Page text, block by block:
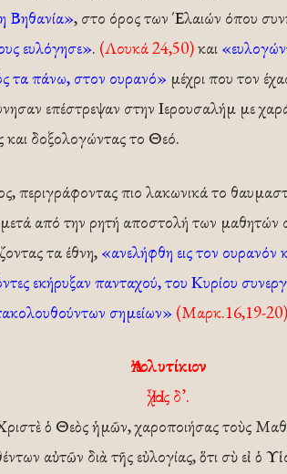
Βηθανία», στο όρος των Έλαιών όπου
ευλόγησε». (Λουκά 24,50)και
τα πάνω, στον ουρανό» μέχρι που τον
επέστρεψαν στην Ιερουσαλήμ με
δοξολογώντας το Θεό.
περιγράφοντας πιο λακωνικά το
μετά από την ρητή αποστολή των
τα έθνη, «ανελήφθη εις τον ουρανόν
εκήρυξαν πανταχού, του Κυρίου
σημείων» (Μαρκ.16,19-20)
Ἀπολυτίκιον
Ἦχος δ’.
ὁ Θεὸς ἡμῶν, χαροποιήσας τοὺς
αὐτῶν διὰ τῆς εὐλογίας, ὅτι σὺ εἰ ὁ